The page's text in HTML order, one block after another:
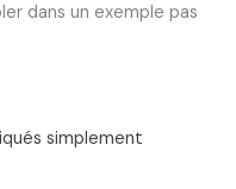
dans un exemple pas
simplement